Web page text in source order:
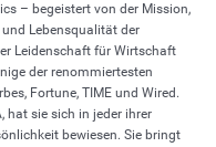
– begeistert von der Mission,
Lebensqualität der
Leidenschaft für Wirtschaft
der renommiertesten
Fortune, TIME und Wired.
hat sie sich in jeder ihrer
bewiesen. Sie bringt